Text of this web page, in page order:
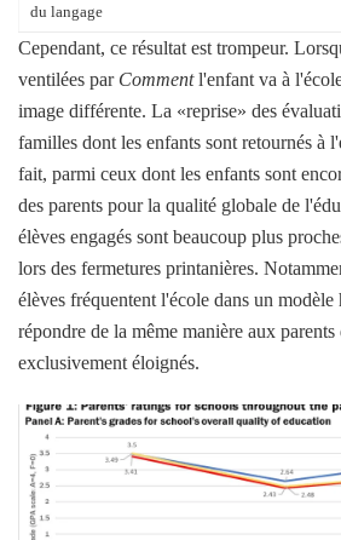
du langage
Cependant, ce résultat est trompeur.
ventilées par Commentl'enfant va à
image différente. La «reprise» des
familles dont les enfants sont retournés à
fait, parmi ceux dont les enfants sont
des parents pour la qualité globale de
élèves engagés sont beaucoup plus
lors des fermetures printanières.
élèves fréquentent l'école dans un
répondre de la même manière aux
exclusivement éloignés.